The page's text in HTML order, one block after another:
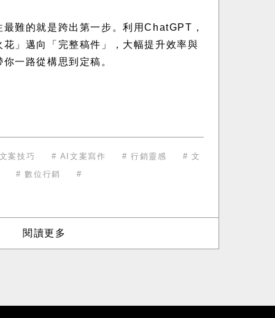
難的就是跨出第一步。利用ChatGPT，
」邁向「完整稿件」，大幅提升效率與
一路從構思到定稿。
案技巧 AI文案寫作 行銷靈感
文
數位行銷
閱讀更多